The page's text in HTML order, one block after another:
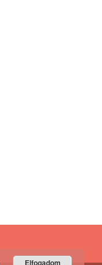
Elfogadom